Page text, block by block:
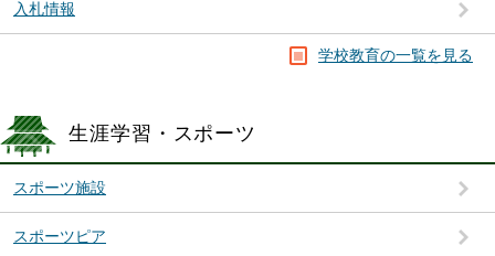
入札情報
学校教育の一覧を見る
生涯学習・スポーツ
スポーツ施設
スポーツピア